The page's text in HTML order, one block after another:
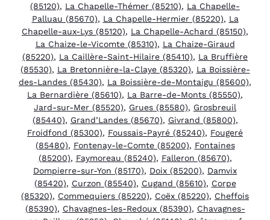
(85120), La Chapelle-Thémer (85210), La Chapelle-
Palluau (85670), La Chapelle-Hermier (85220), La
Chapelle-aux-Lys (85120), La Chapelle-Achard (85150),
La Chaize-le-Vicomte (85310), La Chaize-Giraud
(85220), La Caillère-Saint-Hilaire (85410), La Bruffière
(85530), La Bretonnière-la-Claye (85320), La Boissière-
des-Landes (85430), La Boissière-de-Montaigu (85600),
La Bernardière (85610), La Barre-de-Monts (85550),
Jard-sur-Mer (85520), Grues (85580), Grosbreuil
(85440), Grand’Landes (85670), Givrand (85800),
Froidfond (85300), Foussais-Payré (85240), Fougeré
(85480), Fontenay-le-Comte (85200), Fontaines
(85200), Faymoreau (85240), Falleron (85670),
Dompierre-sur-Yon (85170), Doix (85200), Damvix
(85420), Curzon (85540), Cugand (85610), Corpe
(85320), Commequiers (85220), Coëx (85220), Cheffois
(85390), Chavagnes-les-Redoux (85390), Chavagnes-